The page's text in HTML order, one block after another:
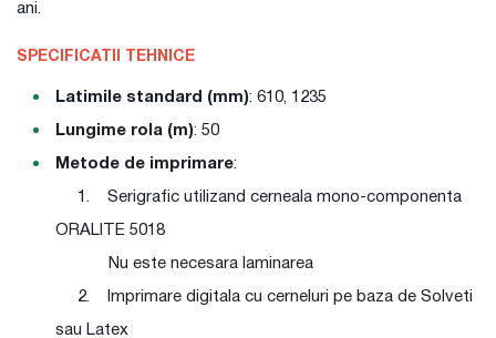
ani.
SPECIFICATII TEHNICE
Latimile standard (mm): 610, 1235
Lungime rola (m): 50
Metode de imprimare:
1. Serigrafic utilizand cerneala mono-componenta
ORALITE 5018
Nu este necesara laminarea
2. Imprimare digitala cu cerneluri pe baza de Solveti
sau Latex